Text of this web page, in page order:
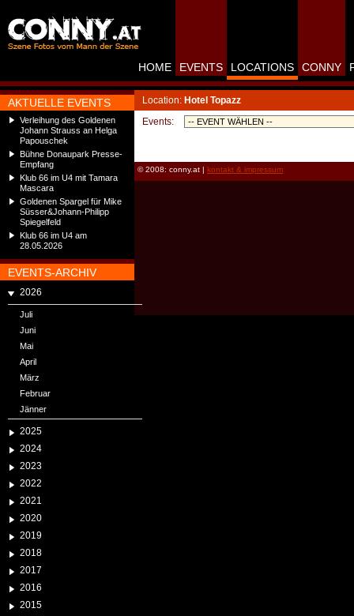
AKTUELLE EVENTS
Verleihung des Goldenen
Johann Strauss an Helga
Papouschek
Bühne Donaupark Presse-
Empfang
Klub 66 im U4 mit Tamara
Mascara
Goldenen Spargel für Mike
Süsser&Johann-Philipp
Spiegelfeld
Klub 66 im U4 am
28.05.2026
EVENTS-ARCHIV
2026
Juli
Juni
Mai
April
März
Februar
Jänner
2025
2024
2023
2022
2021
2020
2019
2018
2017
2016
2015
HOME EVENTS LOCATIONS CONNY
Location: Hotel Topazz
Events:
© 2008: conny.at | kontakt & impressum